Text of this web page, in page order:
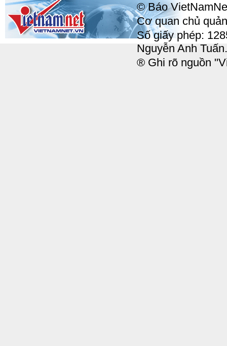
© Báo
Cơ quan chủ
Số giấy phép:
Nguyễn Anh Tuấn.
® Ghi rõ nguồn